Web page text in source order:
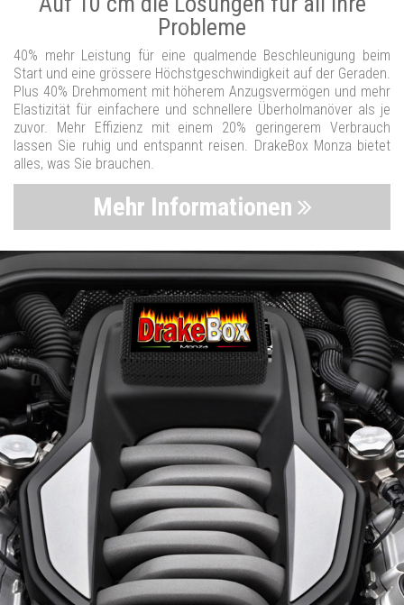
Probleme
40% mehr Leistung für eine qualmende Beschleunigung beim
Start und eine grössere Höchstgeschwindigkeit auf der Geraden.
Plus 40% Drehmoment mit höherem Anzugsvermögen und mehr
Elastizität für einfachere und schnellere Überholmanöver als je
zuvor. Mehr Effizienz mit einem 20% geringerem Verbrauch
lassen Sie ruhig und entspannt reisen. DrakeBox Monza bietet
alles, was Sie brauchen.
Mehr Informationen